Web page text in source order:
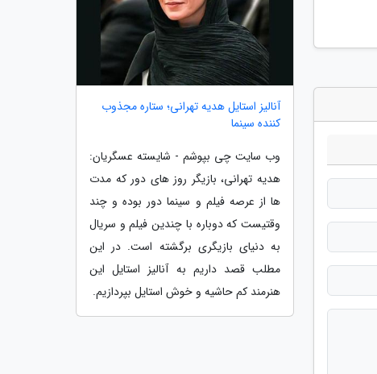
آنالیز استایل هدیه تهرانی؛ ستاره مجذوب
کننده سینما
وب سایت چی بپوشم - شایسته عسگریان:
هدیه تهرانی، بازیگر روز های دور که مدت
ها از عرصه فیلم و سینما دور بوده و چند
وقتیست که دوباره با چندین فیلم و سریال
به دنیای بازیگری برگشته است. در این
مطلب قصد داریم به آنالیز استایل این
هنرمند کم حاشیه و خوش استایل بپردازیم.